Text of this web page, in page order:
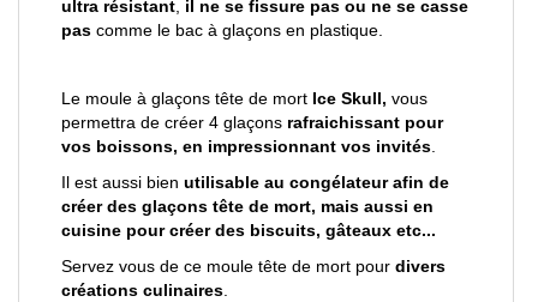
ultra résistant, il ne se fissure pas ou ne se casse
pas comme le bac à glaçons en plastique.
Le moule à glaçons tête de mort Ice Skull, vous
permettra de créer 4 glaçons rafraichissant pour
vos boissons, en impressionnant vos invités.
Il est aussi bien utilisable au congélateur afin de
créer des glaçons tête de mort, mais aussi en
cuisine pour créer des biscuits, gâteaux etc...
Servez vous de ce moule tête de mort pour divers
créations culinaires.